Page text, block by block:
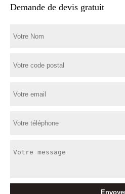
Demande de devis gratuit